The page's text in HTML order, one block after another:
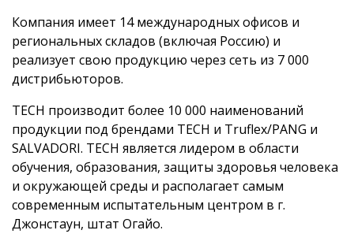
Компания имеет 14 международных офисов и
региональных складов (включая Россию) и
реализует свою продукцию через сеть из 7 000
дистрибьюторов.
ТЕСН производит более 10 000 наименований
продукции под брендами TECH и Truflex/PANG и
SALVADORI. TECH является лидером в области
обучения, образования, защиты здоровья человека
и окружающей среды и располагает самым
современным испытательным центром в г.
Джонстаун, штат Огайо.